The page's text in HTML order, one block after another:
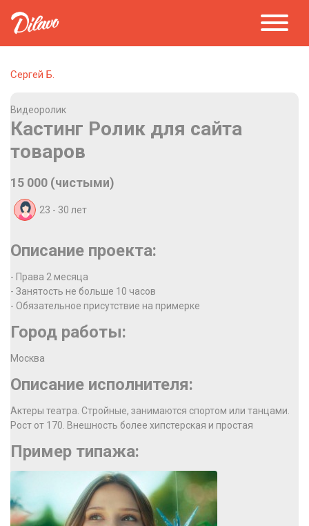
Сергей Б.
Видеоролик
Кастинг Ролик для сайта
товаров
15 000 (чистыми)
23 - 30 лет
Описание проекта:
- Права 2 месяца
- Занятость не больше 10 часов
- Обязательное присутствие на примерке
Город работы:
Москва
Описание исполнителя:
Актеры театра. Стройные, занимаются спортом или танцами.
Рост от 170. Внешность более хипстерская и простая
Пример типажа: